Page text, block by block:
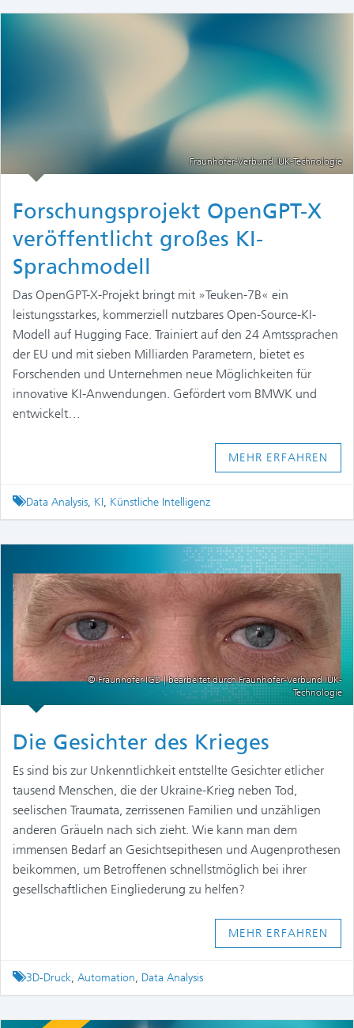
Fraunhofer-Verbund IUK-Technologie
Forschungsprojekt OpenGPT-X
veröffentlicht großes KI-
Sprachmodell
Das OpenGPT-X-Projekt bringt mit »Teuken-7B« ein
leistungsstarkes, kommerziell nutzbares Open-Source-KI-
Modell auf Hugging Face. Trainiert auf den 24 Amtssprachen
der EU und mit sieben Milliarden Parametern, bietet es
Forschenden und Unternehmen neue Möglichkeiten für
innovative KI-Anwendungen. Gefördert vom BMWK und
entwickelt…
MEHR ERFAHREN
Tagged
Data Analysis, KI, Künstliche Intelligenz
© Fraunhofer IGD | bearbeitet durch Fraunhofer-Verbund IUK-
Technologie
Die Gesichter des Krieges
Es sind bis zur Unkenntlichkeit entstellte Gesichter etlicher
tausend Menschen, die der Ukraine-Krieg neben Tod,
seelischen Traumata, zerrissenen Familien und unzähligen
anderen Gräueln nach sich zieht. Wie kann man dem
immensen Bedarf an Gesichtsepithesen und Augenprothesen
beikommen, um Betroffenen schnellstmöglich bei ihrer
gesellschaftlichen Eingliederung zu helfen?
MEHR ERFAHREN
Tagged
3D-Druck, Automation, Data Analysis